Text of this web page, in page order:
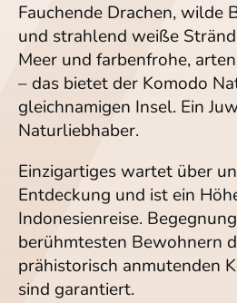
Fauchende Drachen, wilde
und strahlend weiße
Meer und farbenfrohe,
– das bietet der Komodo
gleichnamigen Insel. Ein
Naturliebhaber.
Einzigartiges wartet über
Entdeckung und ist ein
Indonesienreise.
berühmtesten Bewohnern
prähistorisch anmutenden
sind garantiert.